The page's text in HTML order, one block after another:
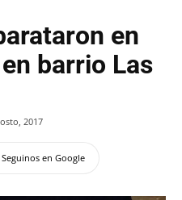
en
barrio Las
2017
Seguinos en Google